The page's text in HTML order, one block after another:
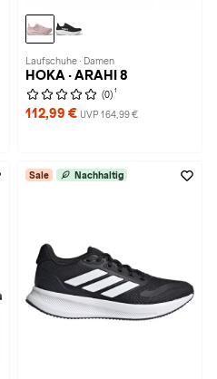
Laufschuhe · Damen
HOKA · ARAHI 8
(0) 1
112,99 € UVP 164,99 €
Sale Nachhaltig